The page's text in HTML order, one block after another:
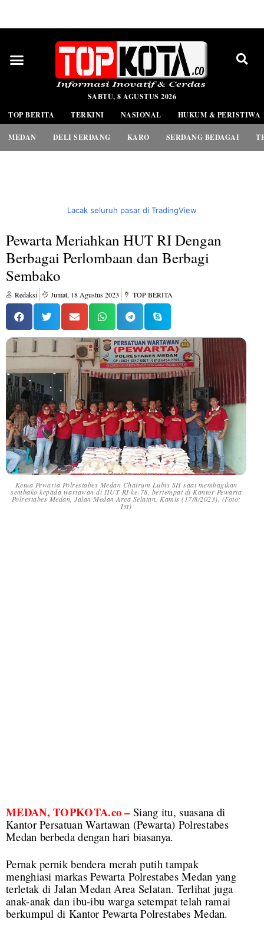
SABTU, 8 AGUSTUS 2026
TOP BERITA
TERKINI NASIONAL HUKUM & PERISTIWA
MEDAN DELI SERDANG KARO SERDANG BEDAGAI
Lacak seluruh pasar di TradingView
Pewarta Meriahkan HUT RI Dengan
Berbagai Perlombaan dan Berbagi
Sembako
Redaksi Jumat, 18 Agustus 2023 TOP BERITA
Ketua Pewarta Polrestabes Medan Chairum Lubis SH saat membagikan
sembako kepada wartawan di HUT RI ke-78, bertempat di Kantor Pewarta
Polrestabes Medan, Jalan Medan Area Selatan, Kamis (17/8/2023). (Foto:
Ist)
MEDAN, TOPKOTA.co – Siang itu, suasana di
Kantor Persatuan Wartawan (Pewarta) Polrestabes
Medan berbeda dengan hari biasanya.
Pernak pernik bendera merah putih tampak
menghiasi markas Pewarta Polrestabes Medan yang
terletak di Jalan Medan Area Selatan. Terlihat juga
anak-anak dan ibu-ibu warga setempat telah ramai
berkumpul di Kantor Pewarta Polrestabes Medan.